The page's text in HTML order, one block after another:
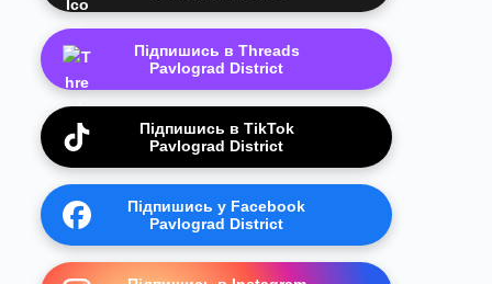
Підпишись в Threads
Pavlograd District
Підпишись в TikTok
Pavlograd District
Підпишись у Facebook
Pavlograd District